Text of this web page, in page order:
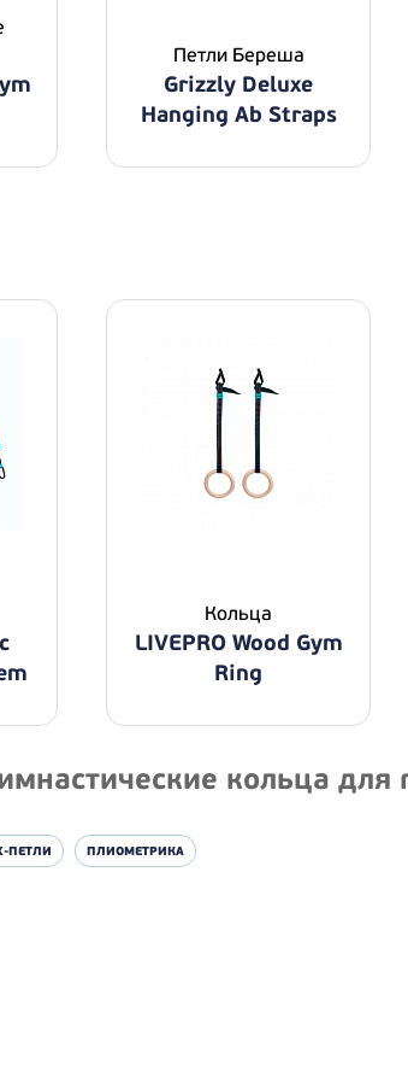
Петли Береша
Grizzly Deluxe
Hanging Ab Straps
Кольца
LIVEPRO Wood Gym
Ring
кольца для
ПЕТЛИ ПЛИОМЕТРИКА